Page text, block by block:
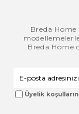
Breda
Breda Home
Üyelik